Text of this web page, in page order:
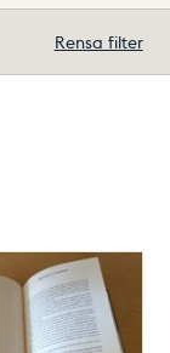
Rensa filter